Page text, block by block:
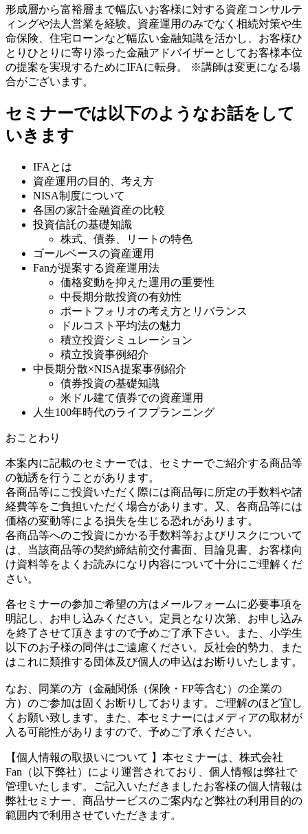
形成層から富裕層まで幅広いお客様に対する資産コンサルテ
ィングや法人営業を経験。資産運用のみでなく相続対策や生
命保険、住宅ローンなど幅広い金融知識を活かし、お客様ひ
とりひとりに寄り添った金融アドバイザーとしてお客様本位
の提案を実現するためにIFAに転身。
※講師は変更になる場
合がございます。
​セミナーでは以下のようなお話をして
いきます
IFAとは
資産運用の目的、考え方
NISA制度について
各国の家計金融資産の比較
投資信託の基礎知識
株式、債券、リートの特色
ゴールベースの資産運用
Fanが提案する資産運用法
価格変動を抑えた運用の重要性
中長期分散投資の有効性
ポートフォリオの考え方とリバランス
ドルコスト平均法の魅力
積立投資シミュレーション
積立投資事例紹介
中長期分散×NISA提案事例紹介
債券投資の基礎知識
米ドル建て債券での資産運用
人生100年時代のライフプランニング
おことわり
本案内に記載のセミナーでは、セミナーでご紹介する商品等
の勧誘を行うことがあります。
各商品等にご投資いただく際には商品毎に所定の手数料や諸
経費等をご負担いただく場合があります。又、各商品等には
価格の変動等による損失を生じる恐れがあります。
各商品等へのご投資にかかる手数料等およびリスクについて
は、当該商品等の契約締結前交付書面、目論見書、お客様向
け資料等をよくお読みになり内容について十分にご理解くだ
さい。
各セミナーの参加ご希望の方はメールフォームに必要事項を
明記し、お申し込みください。定員となり次第、お申し込み
を終了させて頂きますので予めご了承下さい。また、小学生
以下のお子様の同伴はご遠慮ください。反社会的勢力、また
はこれに類推する団体及び個人の申込はお断りいたします。
なお、同業の方（金融関係（保険・FP等含む）の企業の
方）のご参加は固くお断りしております。ご理解のほど宜し
くお願い致します。また、本セミナーにはメディアの取材が
入る可能性がありますので、予めご了承ください。
【個人情報の取扱いについて 】本セミナーは、株式会社
Fan（以下弊社）により運営されており、個人情報は弊社で
管理いたします。ご記入いただきましたお客様の個人情報は
弊社セミナー、商品サービスのご案内など弊社の利用目的の
範囲内で利用させていただきます。